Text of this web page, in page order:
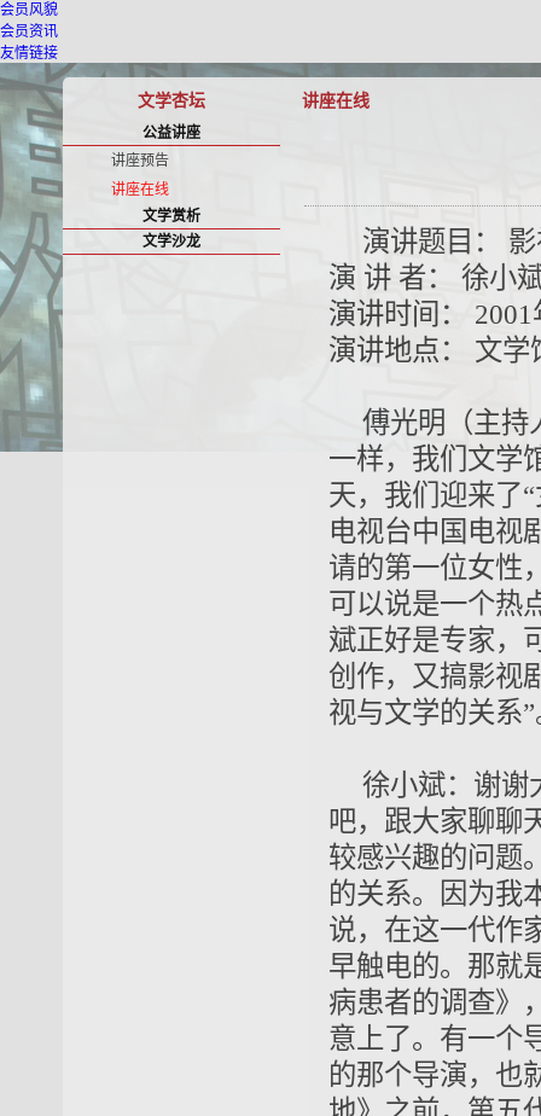
会员风貌
会员资讯
友情链接
文学杏坛 讲座在线
公益讲座
讲座预告
讲座在线
文学赏析
文学沙龙
演讲题目：
演 讲 者： 徐小
演讲时间：
演讲地点： 文学
傅光明（主持
一样，我们文学
天，我们迎来了
电视台中国电视
请的第一位女性
可以说是一个热
斌正好是专家，
创作，又搞影视
视与文学的关系”
徐小斌：谢谢
吧，跟大家聊聊
较感兴趣的问题
的关系。因为我
说，在这一代作
早触电的。那就
病患者的调查》
意上了。有一个
的那个导演，也